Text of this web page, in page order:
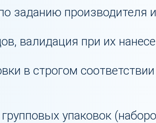
заданию производителя
валидация при их
в строгом
упаковок